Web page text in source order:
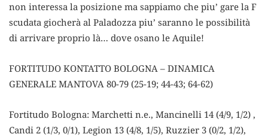
non interessa la posizione ma sappiamo che piu’ gare la F
scudata giocherà al Paladozza piu’ saranno le possibilità
di arrivare proprio là… dove osano le Aquile!
FORTITUDO KONTATTO BOLOGNA – DINAMICA
GENERALE MANTOVA 80-79 (25-19; 44-43; 64-62)
Fortitudo Bologna: Marchetti n.e., Mancinelli 14 (4/9, 1/2) ,
Candi 2 (1/3, 0/1), Legion 13 (4/8, 1/5), Ruzzier 3 (0/2, 1/2),